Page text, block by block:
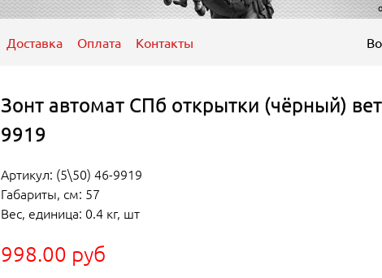
Доставка Оплата Контакты
Зонт автомат СПб открытки (чёрный)
9919
Артикул: (5\50) 46-9919
Габариты, см: 57
Вес, единица: 0.4 кг, шт
998.00 руб